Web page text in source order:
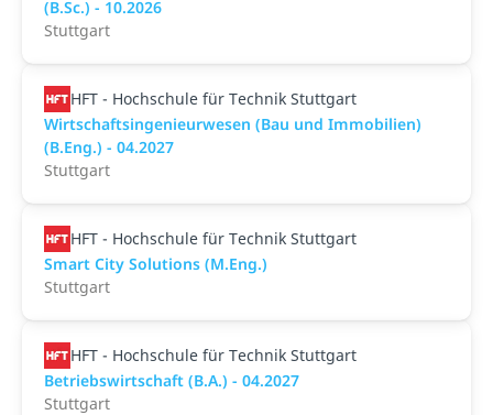
(B.Sc.) - 10.2026
Stuttgart
HFT - Hochschule für Technik Stuttgart
Wirtschaftsingenieurwesen (Bau und Immobilien)
(B.Eng.) - 04.2027
Stuttgart
HFT - Hochschule für Technik Stuttgart
Smart City Solutions (M.Eng.)
Stuttgart
HFT - Hochschule für Technik Stuttgart
Betriebswirtschaft (B.A.) - 04.2027
Stuttgart